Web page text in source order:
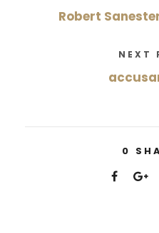
Robert
NEXT
0